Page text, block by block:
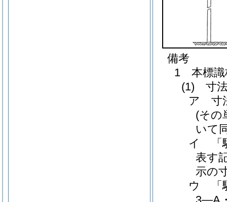
備考
1 本標識
(1) 寸
ア 寸
(その
いて
イ 「
表す
示の
ウ 「